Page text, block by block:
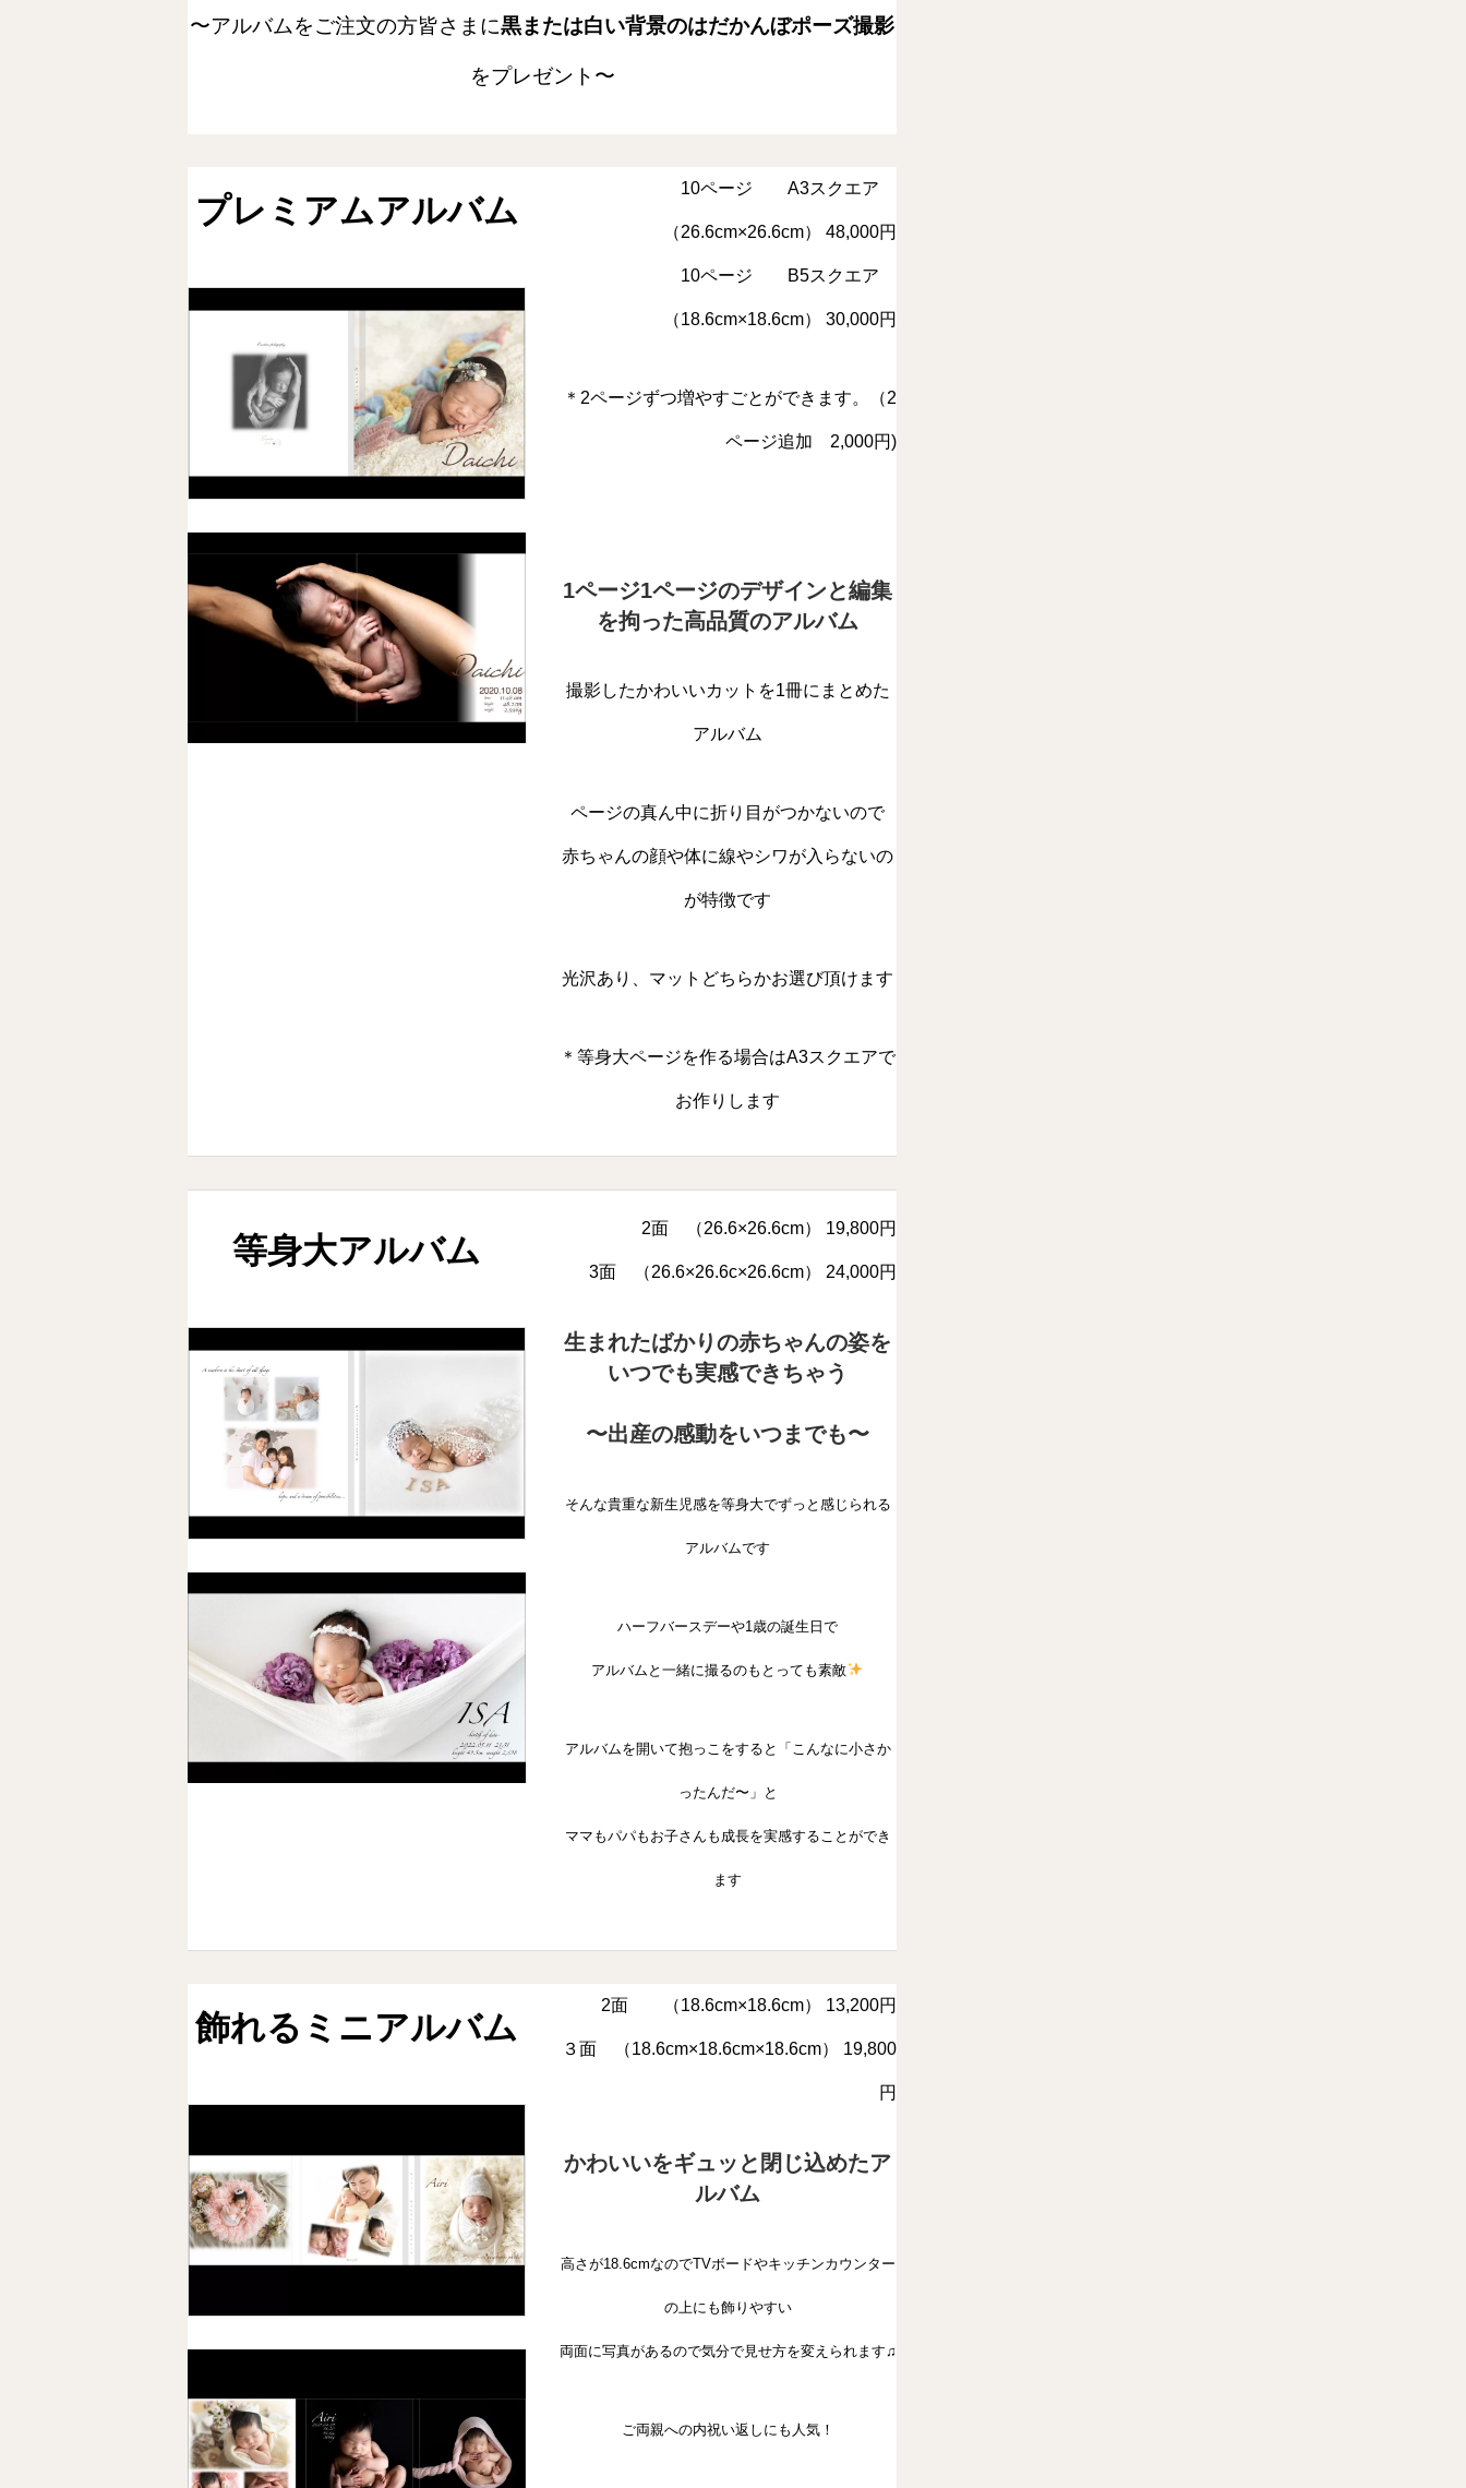
〜アルバムをご注文の方皆さまに黒または白い背景のはだかんぼポーズ撮影
をプレゼント〜
プレミアムアルバム
10ページ A3スクエア
（26.6cm×26.6cm） 48,000円
10ページ B5スクエア
（18.6cm×18.6cm） 30,000円
＊2ページずつ増やすごとができます。（2
ページ追加 2,000円)
1ページ1ページのデザインと編集
を拘った高品質のアルバム
撮影したかわいいカットを1冊にまとめた
アルバム
ページの真ん中に折り目がつかないので
赤ちゃんの顔や体に線やシワが入らないの
が特徴です
光沢あり、マットどちらかお選び頂けます
＊等身大ページを作る場合はA3スクエアで
お作りします
等身大アルバム
2面 （26.6×26.6cm） 19,800円
3面 （26.6×26.6c×26.6cm） 24,000円
生まれたばかりの赤ちゃんの姿を
いつでも実感できちゃう
〜出産の感動をいつまでも〜
そんな貴重な新生児感を等身大でずっと感じられる
アルバムです
ハーフバースデーや1歳の誕生日で
アルバムと一緒に撮るのもとっても素敵
アルバムを開いて抱っこをすると「こんなに小さか
ったんだ〜」と
ママもパパもお子さんも成長を実感することができ
ます
飾れるミニアルバム
2面 （18.6cm×18.6cm） 13,200円
３面 （18.6cm×18.6cm×18.6cm） 19,800
円
かわいいをギュッと閉じ込めたア
ルバム
高さが18.6cmなのでTVボードやキッチンカウンター
の上にも飾りやすい
両面に写真があるので気分で見せ方を変えられます♫
ご両親への内祝い返しにも人気！